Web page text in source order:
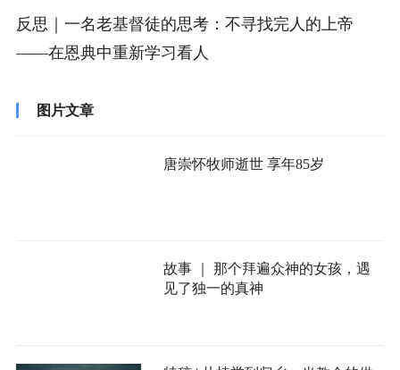
反思｜一名老基督徒的思考：不寻找完人的上帝
——在恩典中重新学习看人
图片文章
唐崇怀牧师逝世 享年85岁
故事 ｜ 那个拜遍众神的女孩，遇
见了独一的真神